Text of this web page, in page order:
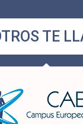
TE